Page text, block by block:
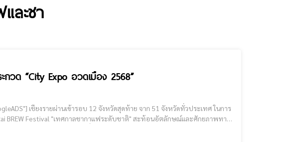
ละชา
กวด “City Expo อวดเมือง 2568”
BREW Festival "เทศกาลชากาแฟระดับชาติ" สะท้อนอัตลักษณ์และศักยภาพทาง